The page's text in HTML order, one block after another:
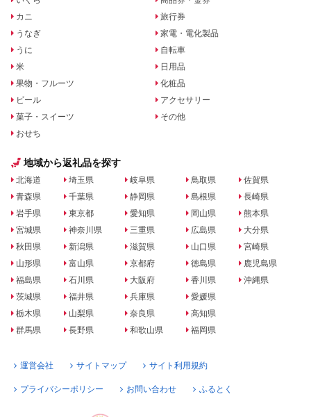
カニ
うなぎ
うに
米
果物・フルーツ
ビール
菓子・スイーツ
おせち
旅行券
家電・電化製品
自転車
日用品
化粧品
アクセサリー
その他
地域から返礼品を探す
北海道
青森県
岩手県
宮城県
秋田県
山形県
福島県
茨城県
栃木県
群馬県
埼玉県
千葉県
東京都
神奈川県
新潟県
富山県
石川県
福井県
山梨県
長野県
岐阜県
静岡県
愛知県
三重県
滋賀県
京都府
大阪府
兵庫県
奈良県
和歌山県
鳥取県
島根県
岡山県
広島県
山口県
徳島県
香川県
愛媛県
高知県
福岡県
佐賀県
長崎県
熊本県
大分県
宮崎県
鹿児島県
沖縄県
運営会社 サイトマップ サイト利用規約
プライバシーポリシー お問い合わせ ふるとく